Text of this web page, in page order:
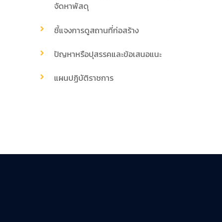
จัดหาพัสดุ
ชี้แจงการดูสถานที่ก่อสร้าง
ปัญหาหรือปุสรรคและข้อเสนอแนะ
แผนปฏิบัติราชการ